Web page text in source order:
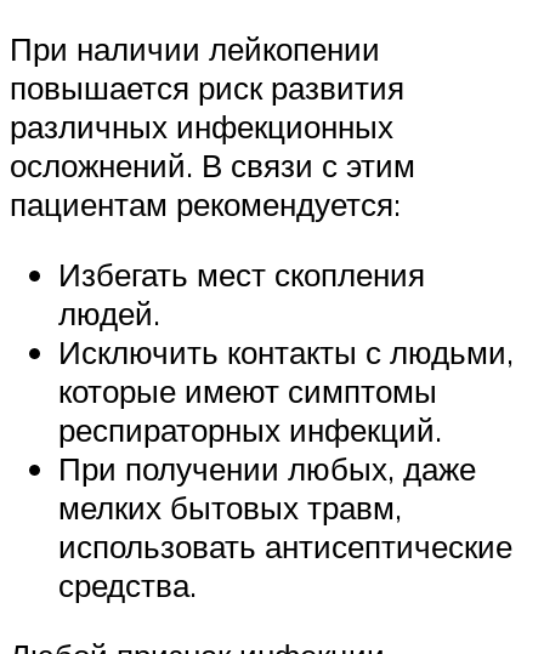
При наличии лейкопении
повышается риск развития
различных инфекционных
осложнений. В связи с этим
пациентам рекомендуется:
Избегать мест скопления
людей.
Исключить контакты с людьми,
которые имеют симптомы
респираторных инфекций.
При получении любых, даже
мелких бытовых травм,
использовать антисептические
средства.